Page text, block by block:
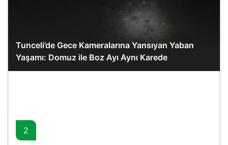
Tunceli’de Gece Kameralarına Yansıyan Yaban
Yaşamı: Domuz ile Boz Ayı Aynı Karede
2